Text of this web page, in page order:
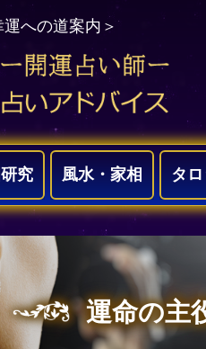
への道案内＞
究 風水・家相 タ
運命の主